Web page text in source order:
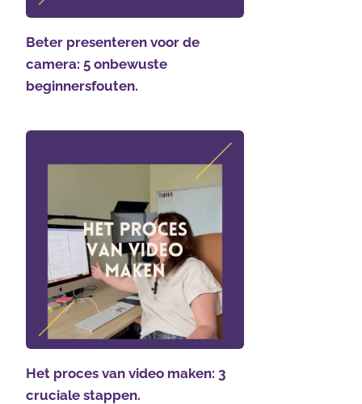
Beter presenteren voor de
camera: 5 onbewuste
beginnersfouten.
Het proces van video maken: 3
cruciale stappen.